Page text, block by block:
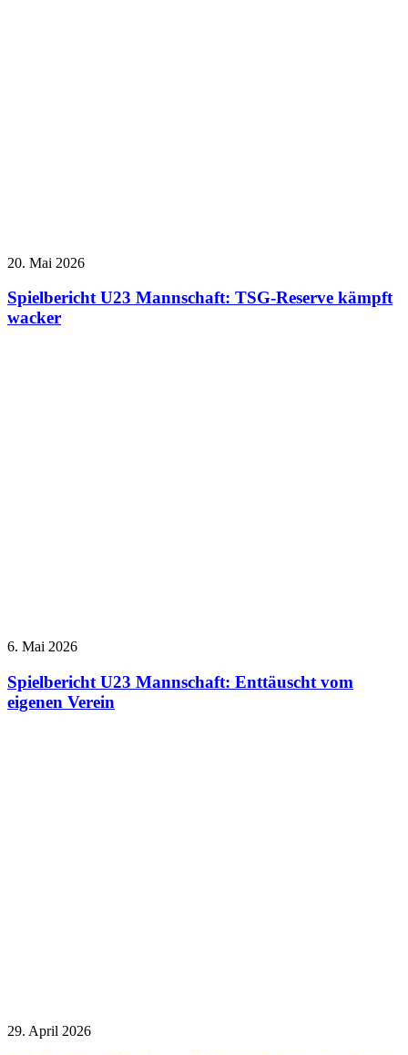
20. Mai 2026
Spielbericht U23 Mannschaft: TSG-Reserve kämpft
wacker
6. Mai 2026
Spielbericht U23 Mannschaft: Enttäuscht vom
eigenen Verein
29. April 2026